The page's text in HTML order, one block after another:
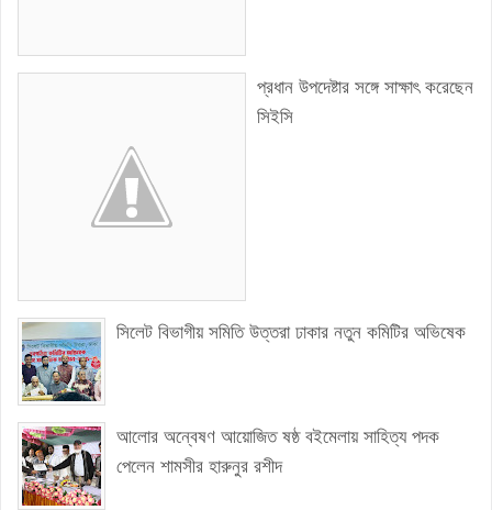
প্রধান উপদেষ্টার সঙ্গে সাক্ষাৎ করেছেন
সিইসি
সিলেট বিভাগীয় সমিতি উত্তরা ঢাকার নতুন কমিটির অভিষেক
আলোর অন্বেষণ আয়োজিত ষষ্ঠ বইমেলায় সাহিত্য পদক
পেলেন শামসীর হারুনুর রশীদ